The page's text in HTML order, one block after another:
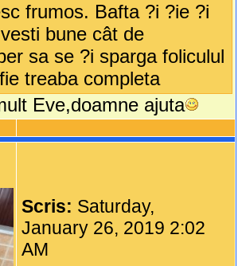
frumos. Bafta ?i ?ie ?i
bune cât de
sa se ?i sparga foliculul
treaba completa
Eve,doamne ajuta
Scris: Saturday,
January 26, 2019 2:02
AM